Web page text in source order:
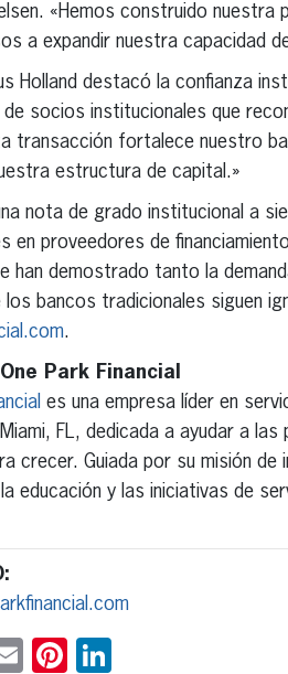
«Hemos construido
a expandir nuestra capacidad
Holland destacó la confianza
socios institucionales que
transacción fortalece nuestro
estructura de capital.»
nota de grado institucional a
en proveedores de
han demostrado tanto la
los bancos tradicionales siguen
.
Park Financial
es una empresa líder en
FL, dedicada a ayudar a
crecer. Guiada por su misión
educación y las iniciativas de
EmailPinterest